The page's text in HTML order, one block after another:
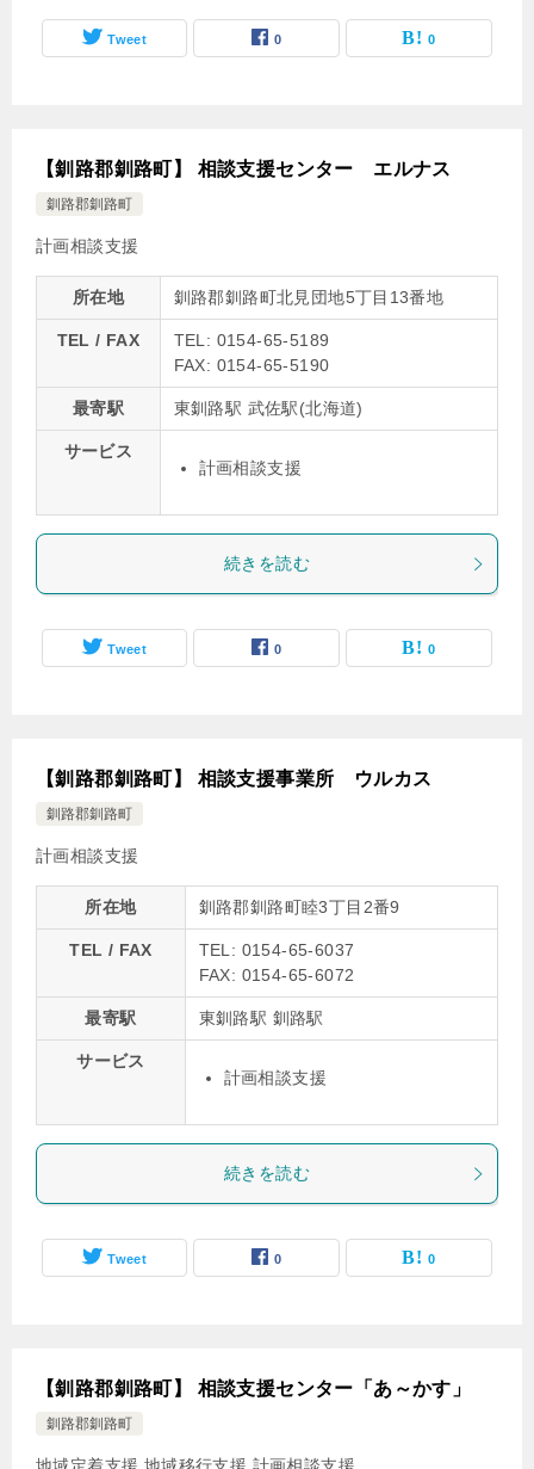
Tweet 0 0
【釧路郡釧路町】 相談支援センター エルナス
釧路郡釧路町
計画相談支援
所在地 釧路郡釧路町北見団地5丁目13番地
TEL / FAX
TEL: 0154-65-5189
FAX: 0154-65-5190
最寄駅 東釧路駅 武佐駅(北海道)
サービス
計画相談支援
続きを読む
Tweet 0 0
【釧路郡釧路町】 相談支援事業所 ウルカス
釧路郡釧路町
計画相談支援
所在地 釧路郡釧路町睦3丁目2番9
TEL / FAX
TEL: 0154-65-6037
FAX: 0154-65-6072
最寄駅 東釧路駅 釧路駅
サービス
計画相談支援
続きを読む
Tweet 0 0
【釧路郡釧路町】 相談支援センター「あ～かす」
釧路郡釧路町